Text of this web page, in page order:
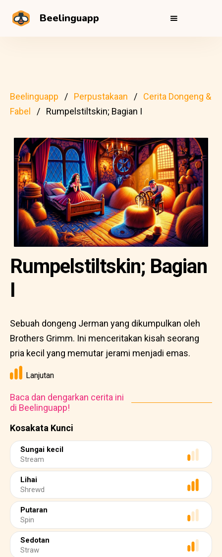
Beelinguapp
Beelinguapp Perpustakaan
Cerita Dongeng &
Fabel
Rumpelstiltskin; Bagian I
Kosakata Kunci
Sungai kecil
Stream
Lihai
Shrewd
Putaran
Spin
Sedotan
Straw
Rumpelstiltskin; Bagian
I
Sebuah dongeng Jerman yang dikumpulkan oleh
Brothers Grimm. Ini menceritakan kisah seorang
pria kecil yang memutar jerami menjadi emas.
Lanjutan
Baca dan dengarkan cerita ini
di Beelinguapp!